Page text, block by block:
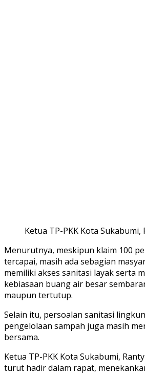
Ketua TP-PKK Kota
Menurutnya, meskipun klaim 100
tercapai, masih ada sebagian
memiliki akses sanitasi layak serta
kebiasaan buang air besar
maupun tertutup.
Selain itu, persoalan sanitasi
pengelolaan sampah juga masih
bersama.
Ketua TP-PKK Kota Sukabumi,
turut hadir dalam rapat,